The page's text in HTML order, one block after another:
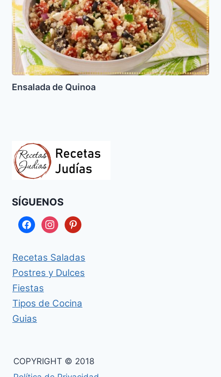
Ensalada de Quinoa
SÍGUENOS
facebookinstagrampinterest
Recetas Saladas
Postres y Dulces
Fiestas
Tipos de Cocina
Guias
COPYRIGHT © 2018